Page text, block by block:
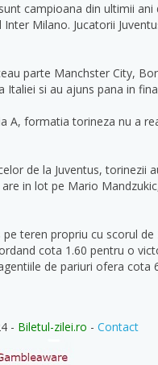
campioana din ultimii ani
Milano. Jucatorii
parte Manchster City,
si au ajuns pana in
A, formatia torineza nu a
de la Juventus, torinezii
in lot pe Mario
teren propriu cu scorul
cota 1.60 pentru o
de pariuri ofera
- Biletul-zilei.ro - Contact